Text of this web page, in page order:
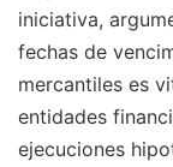
iniciativa,
fechas de
mercantiles es
entidades
ejecuciones